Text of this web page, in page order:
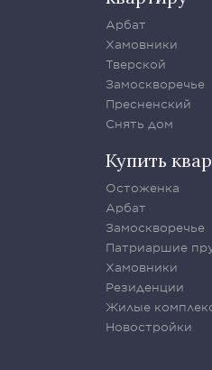
Арбат
Хамовники
Тверской
Замоскворечье
Пресненский
Снять дом
Купить
Остоженка
Арбат
Замоскворечье
Патриаршие
Хамовники
Резиденции
Жилые
Новостройки